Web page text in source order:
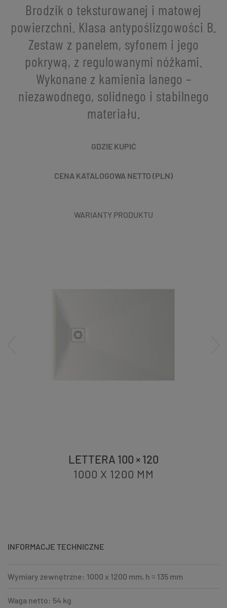
Brodzik o teksturowanej i matowej
powierzchni. Klasa antypoślizgowości B.
Zestaw z panelem, syfonem i jego
pokrywą, z regulowanymi nóżkami.
Wykonane z kamienia lanego –
niezawodnego, solidnego i stabilnego
materiału.
GDZIE KUPIĆ
CENA KATALOGOWA NETTO (PLN)
WARIANTY PRODUKTU
LETTERA 100 × 120
1000 X 1200 MM
INFORMACJE TECHNICZNE
Wymiary zewnętrzne: 1000 x 1200 mm, h = 135 mm
Waga netto: 54 kg